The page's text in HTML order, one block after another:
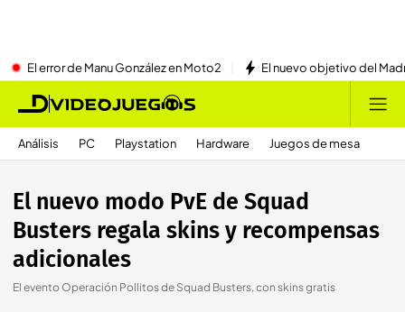
El error de Manu González en Moto2 El nuevo objetivo del
Análisis PC Playstation Hardware Juegos de mesa
El nuevo modo PvE de Squad
Busters regala skins y recompensas
adicionales
El evento Operación Pollitos de Squad Busters, con skins gratis